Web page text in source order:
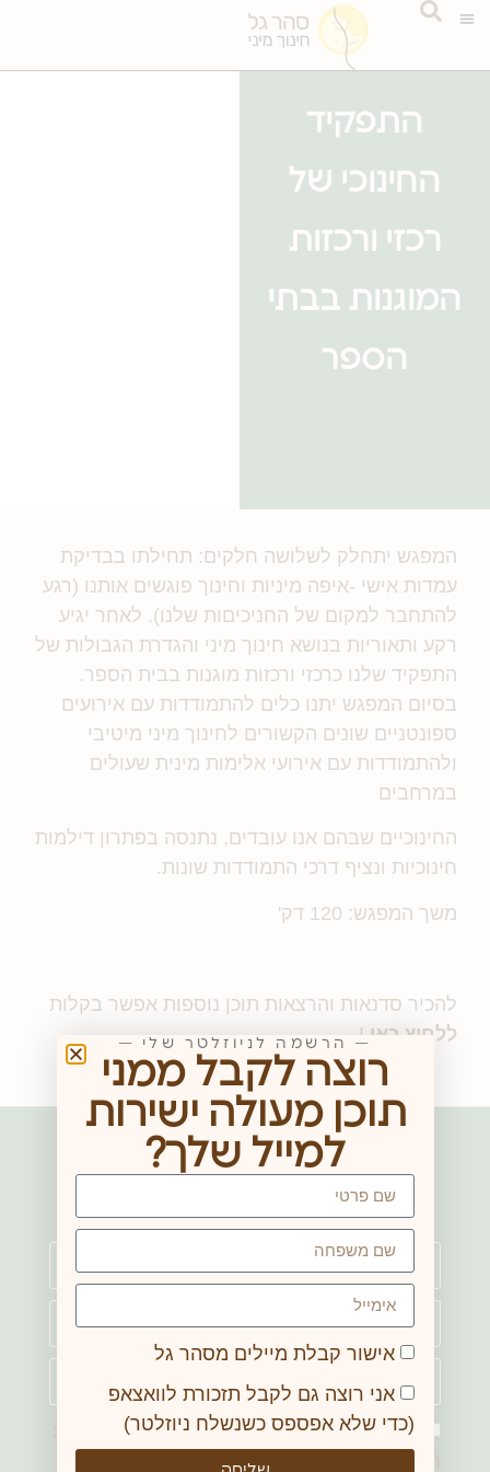
התפקיד
החינוכי של
רכזי ורכזות
המוגנות בבתי
הספר
המפגש יתחלק לשלושה חלקים: תחילתו בבדיקת
עמדות אישי -איפה מיניות וחינוך פוגשים אותנו (רגע
להתחבר למקום של החניכיםות שלנו). לאחר יגיע
רקע ותאוריות בנושא חינוך מיני והגדרת הגבולות של
התפקיד שלנו כרכזי ורכזות מוגנות בבית הספר.
בסיום המפגש יתנו כלים להתמודדות עם אירועים
ספונטניים שונים הקשורים לחינוך מיני מיטיבי
ולהתמודדות עם אירועי אלימות מינית שעולים
במרחבים
החינוכיים שבהם אנו עובדים, נתנסה בפתרון דילמות
חינוכיות ונציף דרכי התמודדות שונות.
משך המפגש: 120 דק'
להכיר סדנאות והרצאות תוכן נוספות אפשר בקלות
ללחוץ כאן !
הזמנת סדנא
אני מאשר/ת מסירת פרטים בהתאםלמדיניות
— הרשמה לניוזלטר שלי —
רוצה לקבל ממני
תוכן מעולה ישירות
למייל שלך?
אישור קבלת מיילים מסהר גל
אני רוצה גם לקבל תזכורת לוואצאפ
(כדי שלא אפספס כשנשלח ניוזלטר)